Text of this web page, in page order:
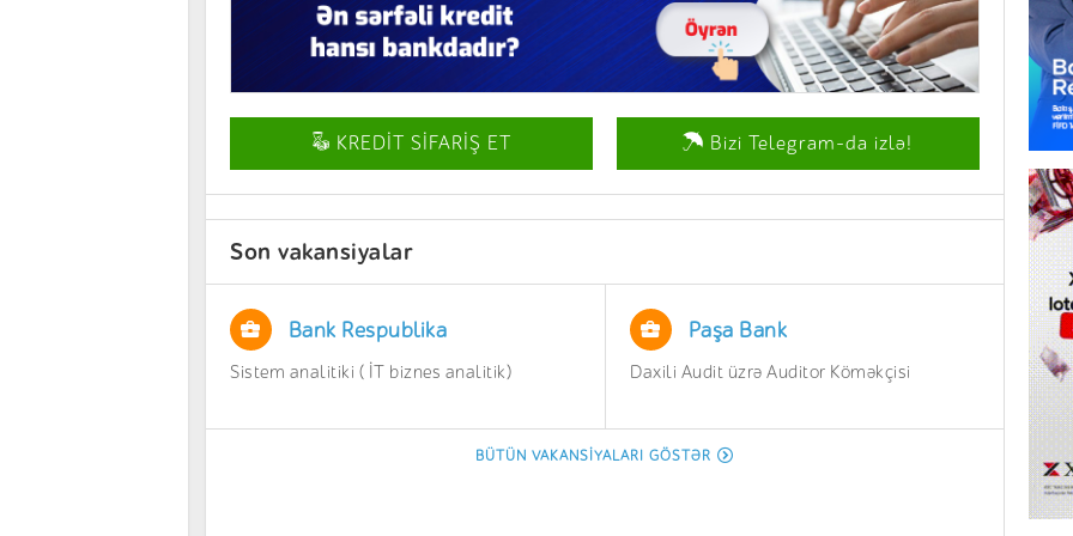
KREDİT SİFARİŞ ET Bizi Telegram-da izlə!
Son vakansiyalar
Bank Respublika
Sistem analitiki ( İT biznes analitik)
Paşa Bank
Daxili Audit üzrə Auditor Köməkçisi
BÜTÜN VAKANSIYALARI GÖSTƏR